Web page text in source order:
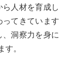
人材を育成し
てきています
洞察力を身に
。